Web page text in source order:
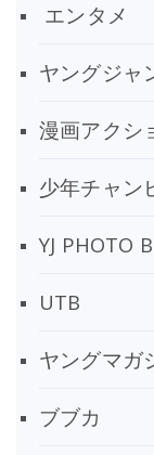
エンタメ
ヤングジャ
漫画アクシ
少年チャン
YJ PHOTO
UTB
ヤングマガ
ブブカ